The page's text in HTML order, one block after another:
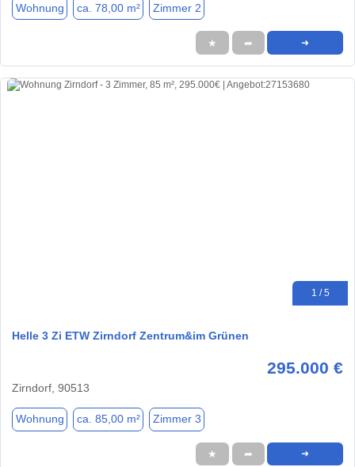
Wohnung ca. 78,00 m² Zimmer 2
★ ➦ ➜
1 / 5
Helle 3 Zi ETW Zirndorf Zentrum&im Grünen
295.000 €
Zirndorf, 90513
Wohnung ca. 85,00 m² Zimmer 3
★ ➦ ➜